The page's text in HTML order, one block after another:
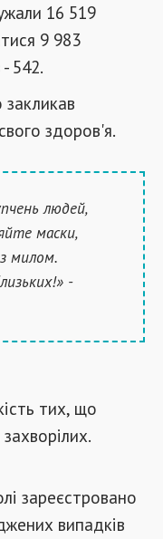
16 519
9 983
542.
здоров'я.
людей,
маски,
милом.
-
тих, що
зареєстровано
випадків